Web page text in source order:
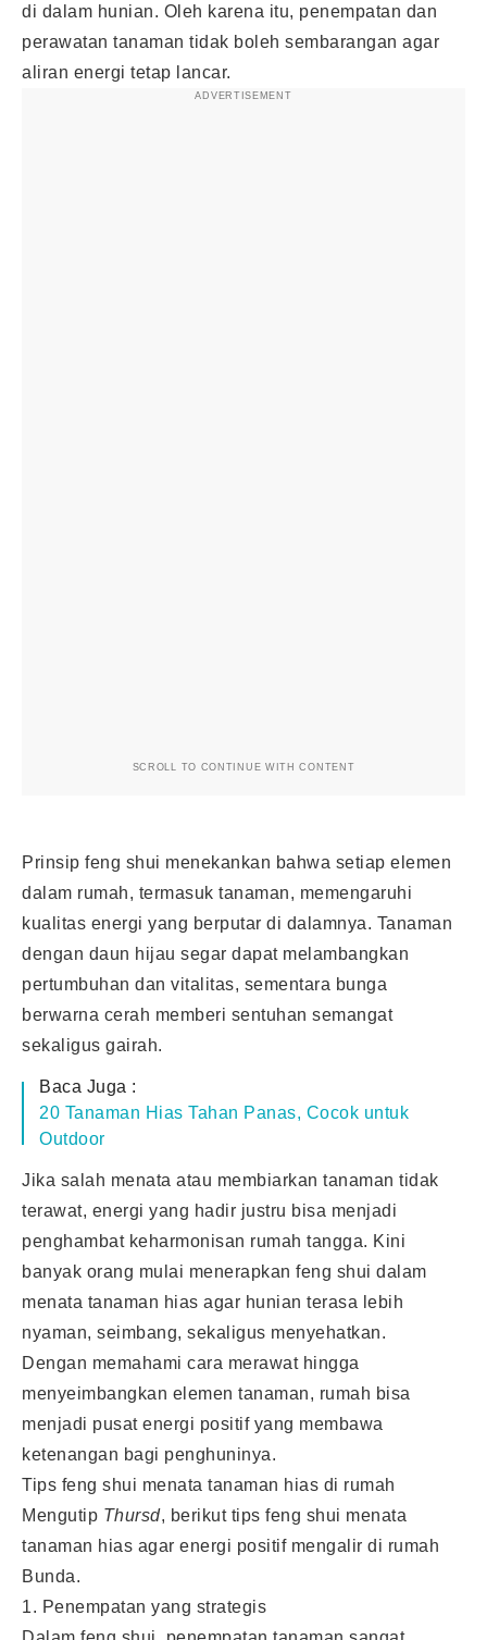
di dalam hunian. Oleh karena itu, penempatan dan
perawatan tanaman tidak boleh sembarangan agar
aliran energi tetap lancar.
ADVERTISEMENT
SCROLL TO CONTINUE WITH CONTENT
Prinsip feng shui menekankan bahwa setiap elemen
dalam rumah, termasuk tanaman, memengaruhi
kualitas energi yang berputar di dalamnya. Tanaman
dengan daun hijau segar dapat melambangkan
pertumbuhan dan vitalitas, sementara bunga
berwarna cerah memberi sentuhan semangat
sekaligus gairah.
Baca Juga :
20 Tanaman Hias Tahan Panas, Cocok untuk
Outdoor
Jika salah menata atau membiarkan tanaman tidak
terawat, energi yang hadir justru bisa menjadi
penghambat keharmonisan rumah tangga. Kini
banyak orang mulai menerapkan feng shui dalam
menata tanaman hias agar hunian terasa lebih
nyaman, seimbang, sekaligus menyehatkan.
Dengan memahami cara merawat hingga
menyeimbangkan elemen tanaman, rumah bisa
menjadi pusat energi positif yang membawa
ketenangan bagi penghuninya.
Tips feng shui menata tanaman hias di rumah
Mengutip Thursd, berikut tips feng shui menata
tanaman hias agar energi positif mengalir di rumah
Bunda.
1. Penempatan yang strategis